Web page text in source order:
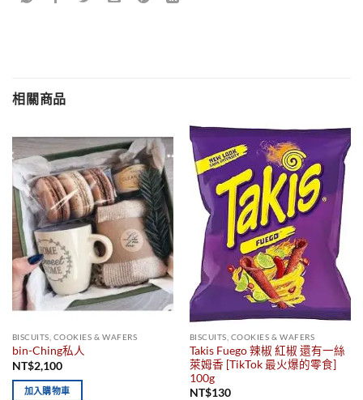
相關商品
BISCUITS, COOKIES & WAFERS
bin-Ching私人
NT$2,100
加入購物車
BISCUITS, COOKIES & WAFERS
Takis Fuego 辣椒 紅椒 還有一絲
萊姆香 [TikTok 最火爆的零食]
100g
NT$130